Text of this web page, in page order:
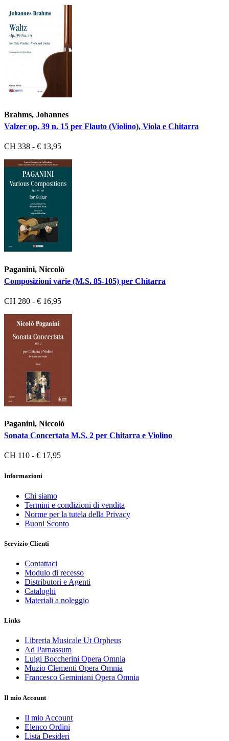
Brahms, Johannes
Valzer op. 39 n. 15 per Flauto (Violino), Viola e Chitarra
CH 338 - € 13,95
Paganini, Niccolò
Composizioni varie (M.S. 85-105) per Chitarra
CH 280 - € 16,95
Paganini, Niccolò
Sonata Concertata M.S. 2 per Chitarra e Violino
CH 110 - € 17,95
Informazioni
Chi siamo
Termini e condizioni di vendita
Norme per la tutela della Privacy
Buoni Sconto
Servizio Clienti
Contattaci
Modulo di recesso
Distributori e Agenti
Cataloghi
Materiali a noleggio
Links
Libreria Musicale Ut Orpheus
Ad Parnassum
Luigi Boccherini Opera Omnia
Muzio Clementi Opera Omnia
Francesco Geminiani Opera Omnia
Il mio Account
Il mio Account
Elenco Ordini
Lista Desideri